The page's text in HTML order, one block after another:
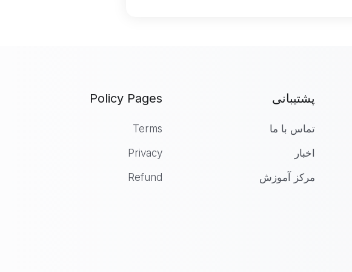
پشتیبانی
تماس با ما
اخبار
مرکز آموزش
Policy Pages
Terms
Privacy
Refund